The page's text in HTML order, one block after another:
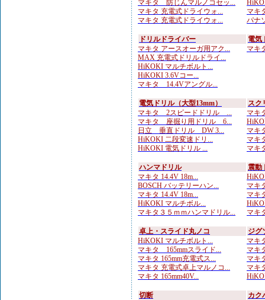
マキタ 防じんマルノコセッ...
マキタ 充電式ドライウォ...
マキタ 充電式ドライウォ...
マキ
パナ
ドリルドライバー
マキタ アースオーガ用アク...
MAX 充電式ドリルドライ...
HiKOKI マルチボルト...
HiKOKI 3.6Vコー...
マキタ 14.4Vアングル...
電気
マキ
電気ドリル（大型13mm）
マキタ 2スピードドリル ...
マキタ 座掘り用ドリル 6...
日立 垂直ドリル DW 3...
HiKOKI 二段変速ドリ...
HiKOKI 電気ドリル ...
スク
マキ
マキ
マキ
マキ
ハンマドリル
マキタ 14.4V 18m...
BOSCH バッテリーハン...
マキタ 14.4V 18m...
HiKOKI マルチボル...
マキタ３５ｍｍハンマドリル...
震動
マキ
マキ
マキ
卓上・スライド丸ノコ
HiKOKI マルチボルト...
マキタ 165mmスライド...
マキタ 165mm充電式ス...
マキタ 充電式卓上マルノコ...
マキタ 165mm40V...
ジグ
マキ
マキ
マキ
マキ
切断
カク